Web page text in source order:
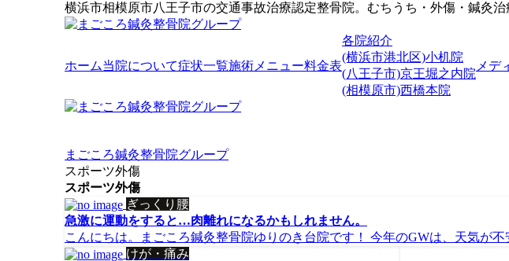
横浜市相模原市八王子市の交通事故治療認定整骨院。むちうち・外傷・鍼灸
ホーム当院について症状一覧施術メニュー料金表
各院紹介
(横浜市港北区)小机院
(八王子市)京王堀之内院
(相模原市)西橋本院
メデ
まごころ鍼灸整骨院グループ
スポーツ外傷
スポーツ外傷
ぎっくり腰
急激に運動をすると…肉離れになるかもしれません。
こんにちは。まごころ鍼灸整骨院ゆりのき台院です！ 今年のGWは、天気が不
けが・痛み